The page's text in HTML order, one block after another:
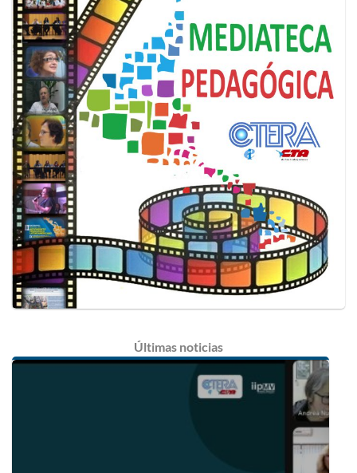
Últimas noticias